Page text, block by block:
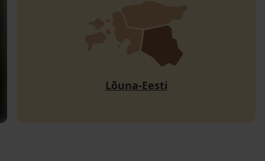
Lõuna-Eesti